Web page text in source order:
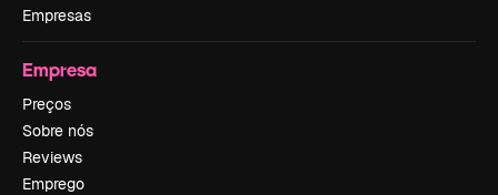
Empresas
Empresa
Preços
Sobre nós
Reviews
Emprego